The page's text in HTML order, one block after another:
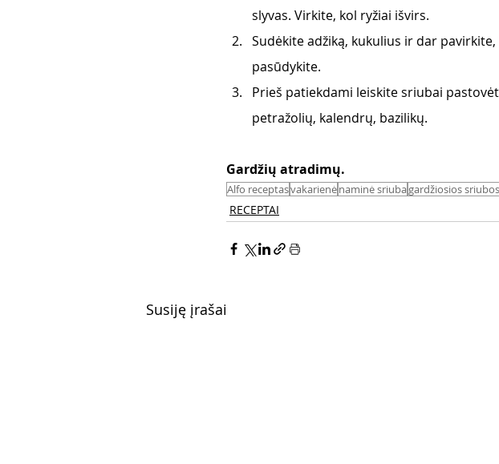
slyvas. Virkite, kol ryžiai išvirs.
Sudėkite adžiką, kukulius ir dar
pasūdykite.
Prieš patiekdami leiskite sriubai
petražolių, kalendrų, bazilikų.
Gardžių atradimų.
Alfo receptasvakarienėnaminė sriubagardžiosios sriubos
RECEPTAI
Susiję įrašai